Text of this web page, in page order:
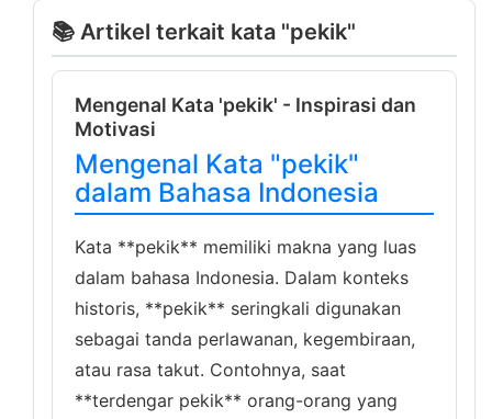
📚 Artikel terkait kata "pekik"
Mengenal Kata 'pekik' - Inspirasi dan
Motivasi
Mengenal Kata "pekik"
dalam Bahasa Indonesia
Kata **pekik** memiliki makna yang luas
dalam bahasa Indonesia. Dalam konteks
historis, **pekik** seringkali digunakan
sebagai tanda perlawanan, kegembiraan,
atau rasa takut. Contohnya, saat
**terdengar pekik** orang-orang yang